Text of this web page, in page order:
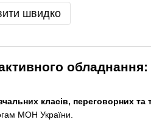
швидко
класів, переговорних та
МОН України.